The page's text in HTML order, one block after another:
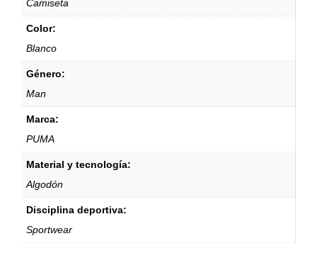
Camiseta
Color:
Blanco
Género:
Man
Marca:
PUMA
Material y tecnología:
Algodón
Disciplina deportiva:
Sportwear